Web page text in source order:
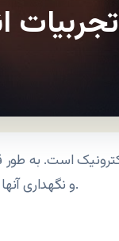
تجربیات
و نگهداری آنها باعث ایجاد ارزش افزوده برای فعالیت‌های جاری می‌گردد.